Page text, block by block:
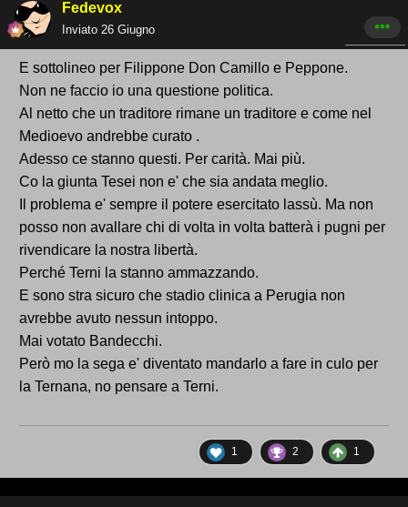
Fedevox
Inviato 26 Giugno
E sottolineo per Filippone Don Camillo e Peppone.
Non ne faccio io una questione politica.
Al netto che un traditore rimane un traditore e come nel
Medioevo andrebbe curato .
Adesso ce stanno questi. Per carità. Mai più.
Co la giunta Tesei non e' che sia andata meglio.
Il problema e' sempre il potere esercitato lassù. Ma non
posso non avallare chi di volta in volta batterà i pugni per
rivendicare la nostra libertà.
Perché Terni la stanno ammazzando.
E sono stra sicuro che stadio clinica a Perugia non
avrebbe avuto nessun intoppo.
Mai votato Bandecchi.
Però mo la sega e' diventato mandarlo a fare in culo per
la Ternana, no pensare a Terni.
1 2 1